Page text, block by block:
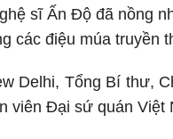
sĩ Ấn Độ đã nồng
các điệu múa truyền
Delhi, Tổng Bí thư,
viên Đại sứ quán